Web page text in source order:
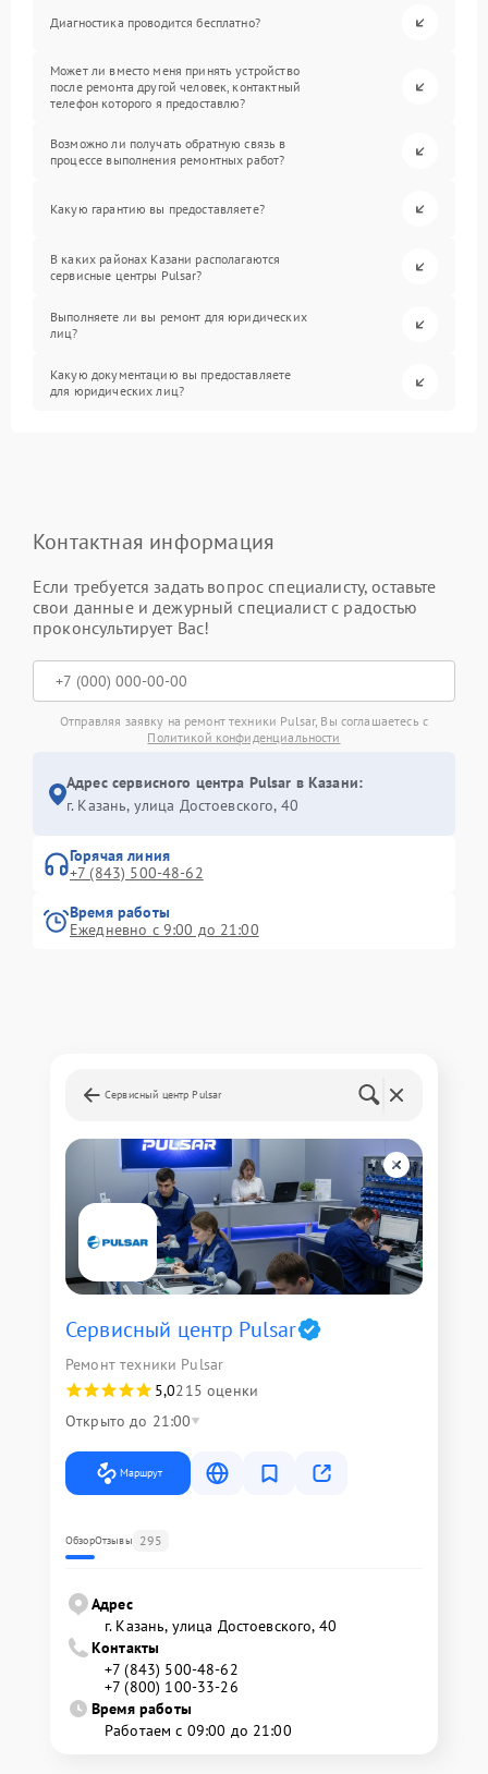
Диагностика проводится бесплатно?
Может ли вместо меня принять устройство
после ремонта другой человек, контактный
телефон которого я предоставлю?
Возможно ли получать обратную связь в
процессе выполнения ремонтных работ?
Какую гарантию вы предоставляете?
В каких районах Казани располагаются
сервисные центры Pulsar?
Выполняете ли вы ремонт для юридических
лиц?
Какую документацию вы предоставляете
для юридических лиц?
Контактная информация
Если требуется задать вопрос специалисту, оставьте
свои данные и дежурный специалист с радостью
проконсультирует Вас!
Отправляя заявку на ремонт техники Pulsar, Вы соглашаетесь с
Политикой конфиденциальности
Адрес сервисного центра Pulsar в Казани:
г. Казань, улица Достоевского, 40
Горячая линия
+7 (843) 500-48-62
Время работы
Ежедневно с 9:00 до 21:00
Сервисный центр Pulsar
Сервисный центр Pulsar
Ремонт техники Pulsar
5,0215 оценки
Открыто до 21:00
Маршрут
ОбзорОтзывы 295
Адрес
г. Казань, улица Достоевского, 40
Контакты
+7 (843) 500-48-62
+7 (800) 100-33-26
Время работы
Работаем с 09:00 до 21:00